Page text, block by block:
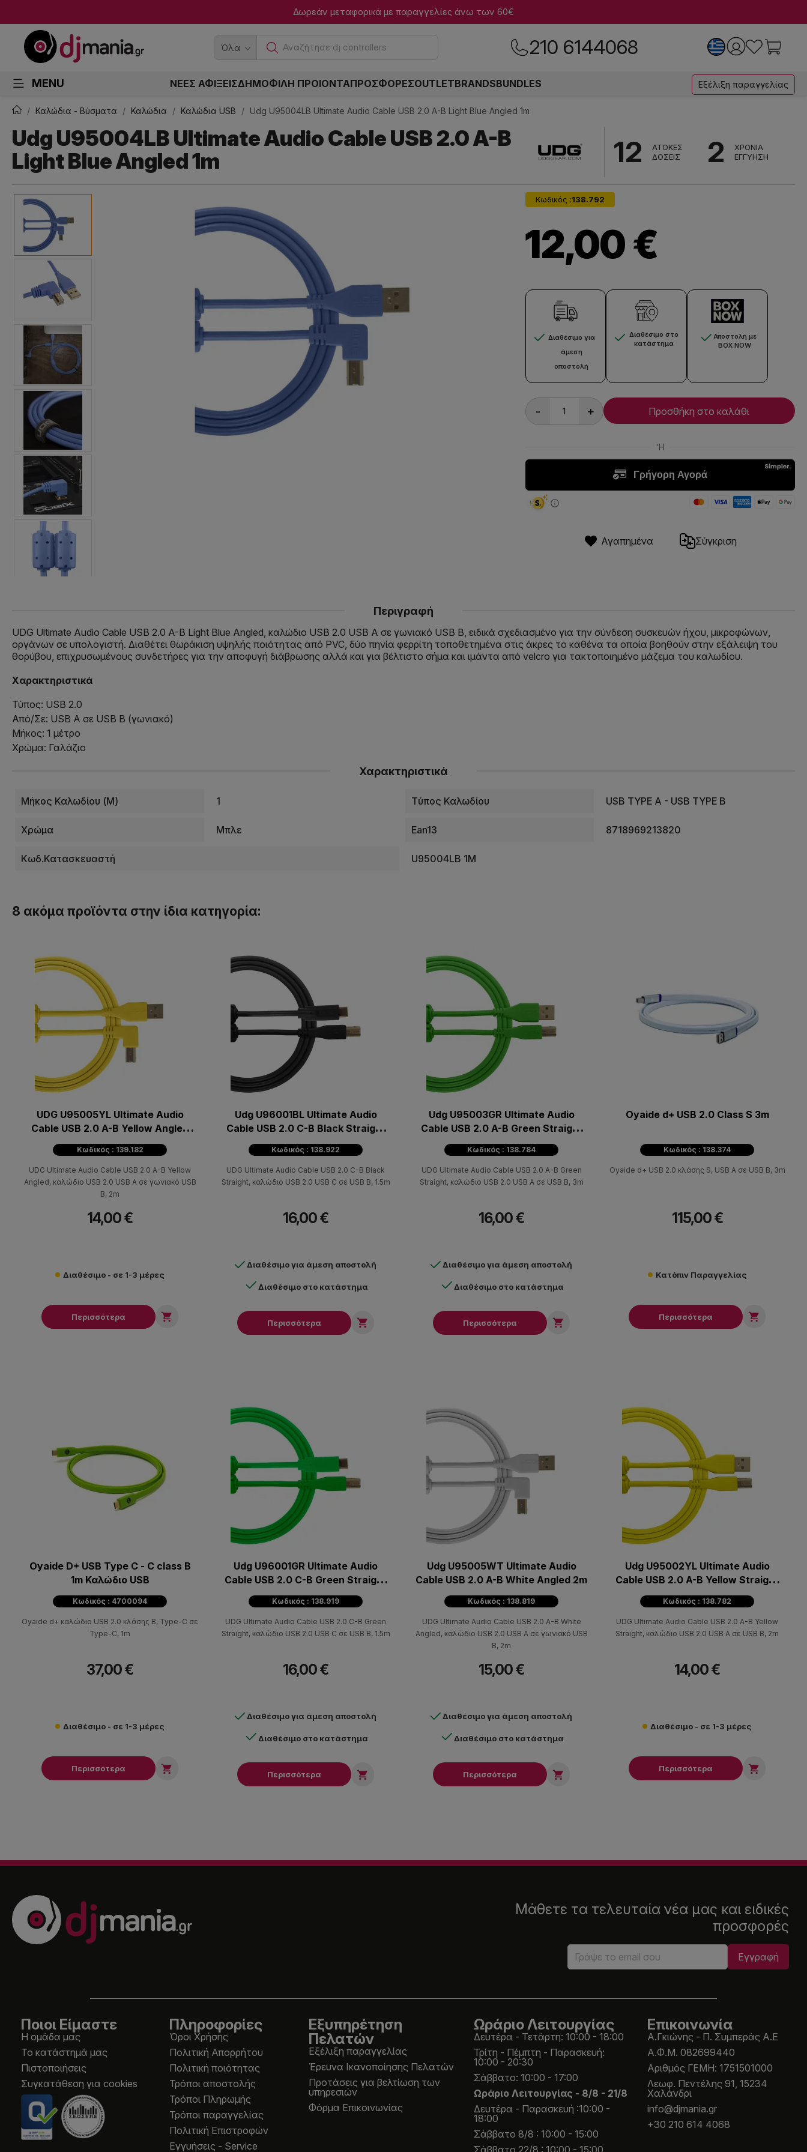
Δωρεάν μεταφορικά με παραγγελίες άνω των 60€
Όλα Α 210 6144068
MENU ΝΕΕΣ ΑΦΙΞΕΙΣΔΗΜΟΦΙΛΗ ΠΡΟΙΟΝΤΑΠΡΟΣΦΟΡΕΣOUTLETBRANDSBUNDLES Εξέλιξη παραγγελίας
Καλώδια - Βύσματα Καλώδια Καλώδια USB Udg U95004LB Ultimate Audio Cable USB 2.0 A-B Light Blue Angled 1m
Udg U95004LB Ultimate Audio Cable USB 2.0 A-B
Light Blue Angled 1m
12
ΑΤΟΚΕΣ
ΔΟΣΕΙΣ
2
ΧΡΟΝΙΑ
ΕΓΓΥΗΣΗ
Κωδικός :138.792
12,00 €
Διαθέσιμο για
άμεση
αποστολή
Διαθέσιμο στο
κατάστημα
Αποστολή με
BOX NOW
- + Προσθήκη στο καλάθι
Αγαπημένα Σύγκριση
Περιγραφή
UDG Ultimate Audio Cable USB 2.0 A-B Light Blue Angled, καλώδιο USB 2.0 USB A σε γωνιακό USB B, ειδικά σχεδιασμένο για την σύνδεση συσκευών ήχου, μικροφώνων,
οργάνων σε υπολογιστή. Διαθέτει θωράκιση υψηλής ποιότητας από PVC, δύο πηνία φερρίτη τοποθετημένα στις άκρες το καθένα τα οποία βοηθούν στην εξάλειψη του
θορύβου, επιχρυσωμένους συνδετήρες για την αποφυγή διάβρωσης αλλά και για βέλτιστο σήμα και ιμάντα από velcro για τακτοποιημένο μάζεμα του καλωδίου.
Χαρακτηριστικά
Τύπος: USB 2.0
Από/Σε: USB A σε USB B (γωνιακό)
Μήκος: 1 μέτρo
Χρώμα: Γαλάζιο
Χαρακτηριστικά
Μήκος Καλωδίου (m) 1 Tύπος Καλωδίου USB TYPE A - USB TYPE B
Χρώμα Μπλε Ean13 8718969213820
Κωδ.Κατασκευαστή U95004LB 1M
8 ακόμα προϊόντα στην ίδια κατηγορία:
UDG U95005YL Ultimate Audio
Cable USB 2.0 A-B Yellow Angled
2m
Κωδικός : 139.182
UDG Ultimate Audio Cable USB 2.0 A-B Yellow
Angled, καλώδιο USB 2.0 USB A σε γωνιακό USB
B, 2m
14,00 €
Διαθέσιμο - σε 1-3 μέρες
Περισσότερα 
Udg U96001BL Ultimate Audio
Cable USB 2.0 C-B Black Straight
1.5m
Κωδικός : 138.922
UDG Ultimate Audio Cable USB 2.0 C-B Black
Straight, καλώδιο USB 2.0 USB C σε USB B, 1.5m
16,00 €
Διαθέσιμο για άμεση αποστολή
Διαθέσιμο στο κατάστημα
Περισσότερα 
Udg U95003GR Ultimate Audio
Cable USB 2.0 A-B Green Straight
3m
Κωδικός : 138.784
UDG Ultimate Audio Cable USB 2.0 A-B Green
Straight, καλώδιο USB 2.0 USB A σε USB B, 3m
16,00 €
Διαθέσιμο για άμεση αποστολή
Διαθέσιμο στο κατάστημα
Περισσότερα 
Oyaide d+ USB 2.0 Class S 3m
Κωδικός : 138.374
Oyaide d+ USB 2.0 κλάσης S, USB A σε USB B, 3m
115,00 €
Κατόπιν Παραγγελίας
Περισσότερα 
Oyaide D+ USB Type C - C class B
1m Καλώδιο USB
Κωδικός : 4700094
Oyaide d+ καλώδιο USB 2.0 κλάσης B, Type-C σε
Type-C, 1m
37,00 €
Διαθέσιμο - σε 1-3 μέρες
Περισσότερα 
Udg U96001GR Ultimate Audio
Cable USB 2.0 C-B Green Straight
1.5m
Κωδικός : 138.919
UDG Ultimate Audio Cable USB 2.0 C-B Green
Straight, καλώδιο USB 2.0 USB C σε USB B, 1.5m
16,00 €
Διαθέσιμο για άμεση αποστολή
Διαθέσιμο στο κατάστημα
Περισσότερα 
Udg U95005WT Ultimate Audio
Cable USB 2.0 A-B White Angled 2m
Κωδικός : 138.819
UDG Ultimate Audio Cable USB 2.0 A-B White
Angled, καλώδιο USB 2.0 USB A σε γωνιακό USB
B, 2m
15,00 €
Διαθέσιμο για άμεση αποστολή
Διαθέσιμο στο κατάστημα
Περισσότερα 
Udg U95002YL Ultimate Audio
Cable USB 2.0 A-B Yellow Straight
2m
Κωδικός : 138.782
UDG Ultimate Audio Cable USB 2.0 A-B Yellow
Straight, καλώδιο USB 2.0 USB A σε USB B, 2m
14,00 €
Διαθέσιμο - σε 1-3 μέρες
Περισσότερα 
Μάθετε τα τελευταία νέα μας και ειδικές
προσφορές
Ποιοι Είμαστε
Η ομάδα μας
Το κατάστημά μας
Πιστοποιήσεις
Συγκατάθεση για cookies
Πληροφορίες
Όροι Χρήσης
Πολιτική Απορρήτου
Πολιτική ποιότητας
Τρόποι αποστολής
Τρόποι Πληρωμής
Τρόποι παραγγελίας
Πολιτική Επιστροφών
Εγγυήσεις - Service
Εξυπηρέτηση
Πελατών
Εξέλιξη παραγγελίας
Έρευνα Ικανοποίησης Πελατών
Προτάσεις για βελτίωση των
υπηρεσιών
Φόρμα Επικοινωνίας
Ωράριο Λειτουργίας
Δευτέρα - Τετάρτη: 10:00 - 18:00
Τρίτη - Πέμπτη - Παρασκευή:
10:00 - 20:30
Σάββατο: 10:00 - 17:00
Ωράριο Λειτουργίας - 8/8 - 21/8
Δευτέρα - Παρασκευή :10:00 -
18:00
Σάββατο 8/8 : 10:00 - 15:00
Σάββατο 22/8 : 10:00 - 15:00
Επικοινωνία
Α.Γκιώνης - Π. Συμπεράς Α.Ε
Α.Φ.Μ. 082699440
Aριθμός ΓΕΜΗ: 1751501000
Λεωφ. Πεντέλης 91, 15234
Χαλάνδρι
info@djmania.gr
+30 210 614 4068